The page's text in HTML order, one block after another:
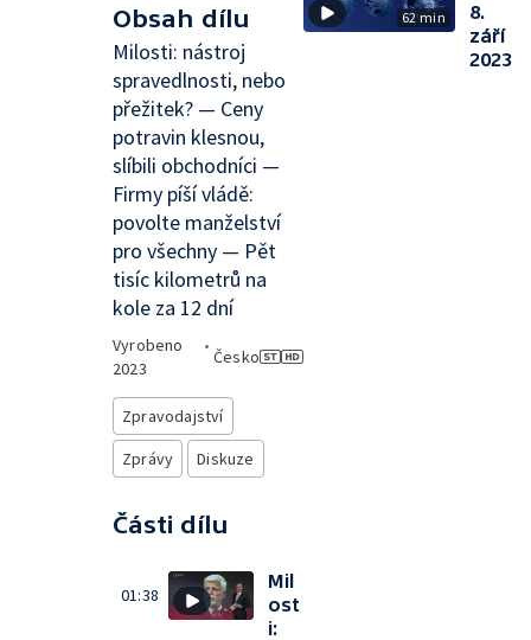
Obsah dílu
Milosti: nástroj
spravedlnosti, nebo
přežitek? — Ceny
potravin klesnou,
slíbili obchodníci —
Firmy píší vládě:
povolte manželství
pro všechny — Pět
tisíc kilometrů na
kole za 12 dní
Vyrobeno
2023
•
Česko
Zpravodajství
Zprávy
Diskuze
Části dílu
01:38
Mil
ost
i:
62 min
8.
září
2023